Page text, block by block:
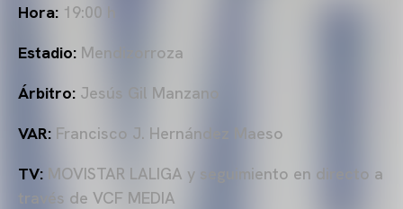
Hora: 19:00 h
Estadio: Mendizorroza
Árbitro: Jesús Gil Manzano
VAR: Francisco J. Hernández Maeso
TV: MOVISTAR LALIGA y seguimiento en directo a
través de VCF MEDIA